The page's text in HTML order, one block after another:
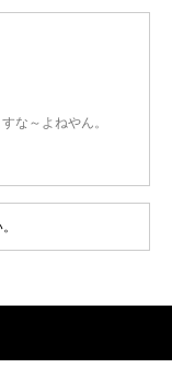
な～よねやん。